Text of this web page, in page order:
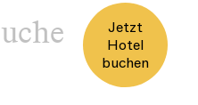
Jetzt
Hotel
buchen